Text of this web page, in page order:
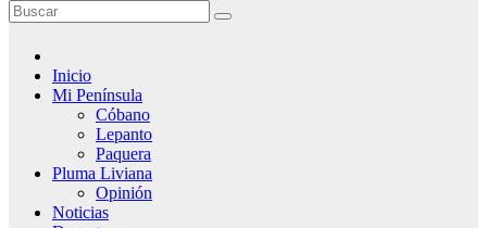
Inicio
Mi Península
Cóbano
Lepanto
Paquera
Pluma Liviana
Opinión
Noticias